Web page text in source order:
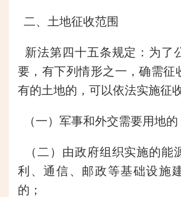
二、土地征收范围
新法第四十五条规定：为了
要，有下列情形之一，确需征
有的土地的，可以依法实施征
（一）军事和外交需要用地的
（二）由政府组织实施的能
利、通信、邮政等基础设施
的；